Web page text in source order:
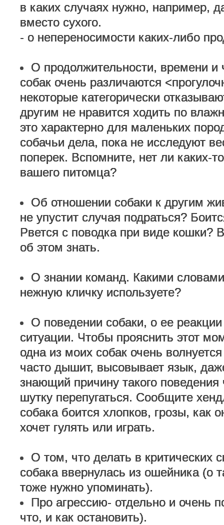
в каких случаях нужно, например,
вместо сухого.
- о непереносимости каких-либо
О продолжительности, времени и
собак очень различаются
некоторые категорически
другим не нравится ходить по
это характерно для маленьких
собачьи дела, пока не исследуют
поперек. Вспомните, нет ли каких-
вашего питомца?
Об отношении собаки к другим
не упустит случая подраться?
Рвется с поводка при виде кошки?
об этом знать.
О знании команд. Какими
нежную кличку используете?
О поведении собаки, о ее
ситуации. Чтобы прояснить этот
одна из моих собак очень
часто дышит, высовывает язык,
знающий причину такого
шутку перепугаться. Сообщите
собака боится хлопков, грозы, как
хочет гулять или играть.
О том, что делать в критических
собака ввернулась из ошейника (о
тоже нужно упоминать).
Про агрессию- отдельно и очень
что, и как остановить).